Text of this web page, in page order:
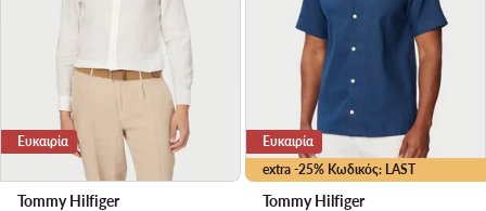
Ευκαιρία
Tommy Hilfiger
extra -25% Κωδικός: LAST
Ευκαιρία
Tommy Hilfiger